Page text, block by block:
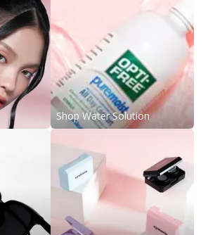
Shop Water Solution